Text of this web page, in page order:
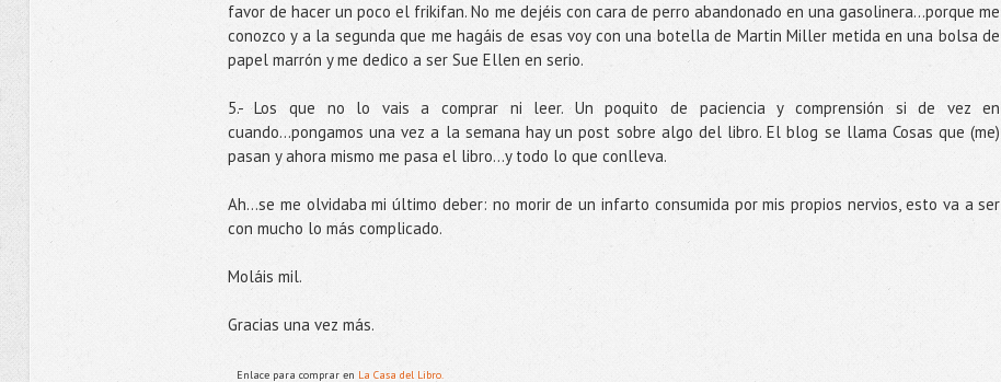
favor de hacer un poco el frikifan. No me dejéis con cara de perro abandonado en una gasolinera…porque me
conozco y a la segunda que me hagáis de esas voy con una botella de Martin Miller metida en una bolsa de
papel marrón y me dedico a ser Sue Ellen en serio.
5.- Los que no lo vais a comprar ni leer. Un poquito de paciencia y comprensión si de vez en
cuando...pongamos una vez a la semana hay un post sobre algo del libro. El blog se llama Cosas que (me)
pasan y ahora mismo me pasa el libro…y todo lo que conlleva.
Ah...se me olvidaba mi último deber: no morir de un infarto consumida por mis propios nervios, esto va a ser
con mucho lo más complicado.
Moláis mil.
Gracias una vez más.
Enlace para comprar en La Casa del Libro.